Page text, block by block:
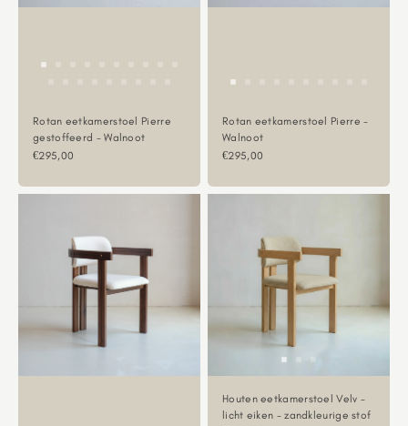
Rotan eetkamerstoel Pierre
gestoffeerd - Walnoot
Aanbiedingsprijs
€295,00
Rotan eetkamerstoel Pierre -
Walnoot
Aanbiedingsprijs
€295,00
Houten eetkamerstoel Velv -
licht eiken - zandkleurige stof